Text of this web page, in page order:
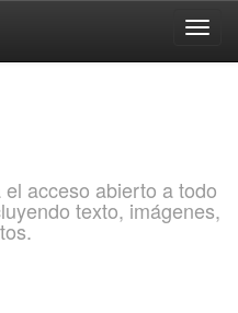
acceso abierto a todo
texto, imágenes,